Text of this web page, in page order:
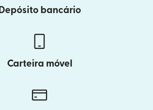
Depósito bancário
Carteira móvel